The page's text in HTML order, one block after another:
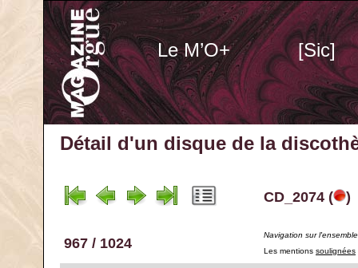
Le M’O+ [Sic]
Détail d'un disque de la
CD_2074 ( )
967 / 1024
Navigation sur
Les mentions soulignées